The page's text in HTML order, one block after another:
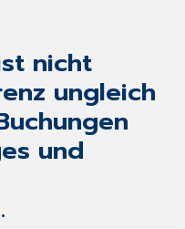
nicht
ungleich
und